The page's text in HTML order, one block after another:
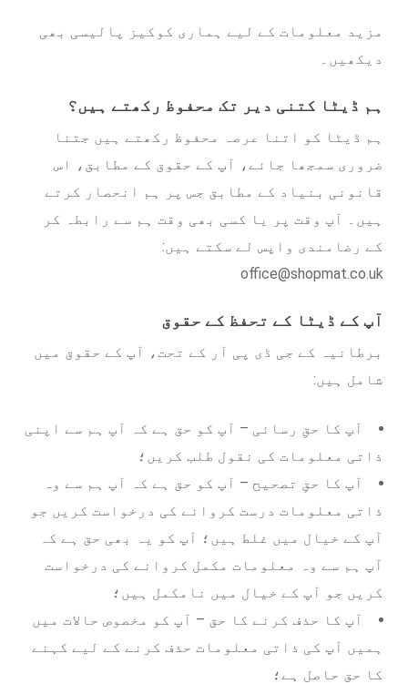
مزید معلومات کے لیے ہماری کوکیز پالیسی بھی
دیکھیں۔
ہم ڈیٹا کتنی دیر تک محفوظ رکھتے ہیں؟
ہم ڈیٹا کو اتنا عرصہ محفوظ رکھتے ہیں جتنا
ضروری سمجھا جائے، آپ کے حقوق کے مطابق، اس
قانونی بنیاد کے مطابق جس پر ہم انحصار کرتے
ہیں۔ آپ وقت پر یا کسی بھی وقت ہم سے رابطہ کر
کے رضامندی واپس لے سکتے ہیں:
office@shopmat.co.uk
آپ کے ڈیٹا کے تحفظ کے حقوق
برطانیہ کے جی ڈی پی آر کے تحت، آپ کے حقوق میں
شامل ہیں:
آپ کا حقِ رسائی – آپ کو حق ہے کہ آپ ہم سے اپنی
ذاتی معلومات کی نقول طلب کریں؛
آپ کا حقِ تصحیح – آپ کو حق ہے کہ آپ ہم سے وہ
ذاتی معلومات درست کروانے کی درخواست کریں جو
آپ کے خیال میں غلط ہیں؛ آپ کو یہ بھی حق ہے کہ
آپ ہم سے وہ معلومات مکمل کروانے کی درخواست
کریں جو آپ کے خیال میں نامکمل ہیں؛
آپ کا حذف کرنے کا حق – آپ کو مخصوص حالات میں
ہمیں آپ کی ذاتی معلومات حذف کرنے کے لیے کہنے
کا حق حاصل ہے؛